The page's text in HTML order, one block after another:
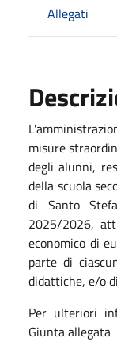
Allegati
misure
degli alunni,
della scuola
di Santo
2025/2026,
economico di
parte di
didattiche, e/o
Per ulteriori
Giunta allegata